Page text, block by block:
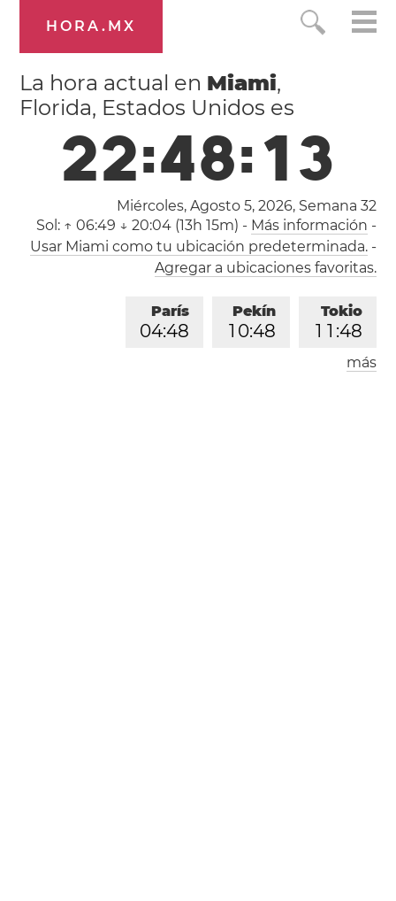
HORA.MX
La hora actual en Miami,
Florida, Estados Unidos es
22:48:14
Miércoles, Agosto 5, 2026, Semana 32
Sol: ↑ 06:49 ↓ 20:04 (13h 15m) - Más información -
Usar Miami como tu ubicación predeterminada.-
Agregar a ubicaciones favoritas.
Tokio
1 1 :48
Pekín
1 0:48
París
04:48
Londres
más